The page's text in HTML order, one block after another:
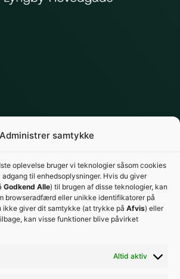
Administrer samtykke
oplevelse bruger vi teknologier såsom cookies
til enhedsoplysninger. Hvis du giver
Godkend Alle) til brugen af disse teknologier, kan
browseradfærd eller unikke identifikatorer på
ikke giver dit samtykke (at trykke på Afvis) eller
kan visse funktioner blive påvirket
Altid aktiv